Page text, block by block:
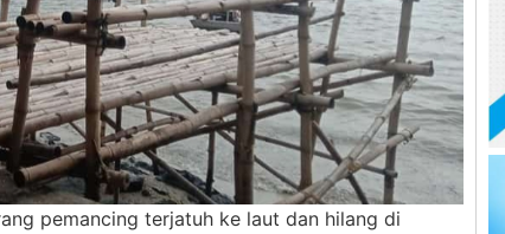
pemancing terjatuh ke laut dan hilang di